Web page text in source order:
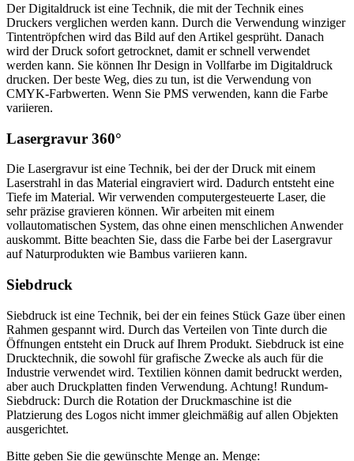
Der Digitaldruck ist eine Technik, die mit der Technik eines
Druckers verglichen werden kann. Durch die Verwendung winziger
Tintentröpfchen wird das Bild auf den Artikel gesprüht. Danach
wird der Druck sofort getrocknet, damit er schnell verwendet
werden kann. Sie können Ihr Design in Vollfarbe im Digitaldruck
drucken. Der beste Weg, dies zu tun, ist die Verwendung von
CMYK-Farbwerten. Wenn Sie PMS verwenden, kann die Farbe
variieren.
Lasergravur 360°
Die Lasergravur ist eine Technik, bei der der Druck mit einem
Laserstrahl in das Material eingraviert wird. Dadurch entsteht eine
Tiefe im Material. Wir verwenden computergesteuerte Laser, die
sehr präzise gravieren können. Wir arbeiten mit einem
vollautomatischen System, das ohne einen menschlichen Anwender
auskommt. Bitte beachten Sie, dass die Farbe bei der Lasergravur
auf Naturprodukten wie Bambus variieren kann.
Siebdruck
Siebdruck ist eine Technik, bei der ein feines Stück Gaze über einen
Rahmen gespannt wird. Durch das Verteilen von Tinte durch die
Öffnungen entsteht ein Druck auf Ihrem Produkt. Siebdruck ist eine
Drucktechnik, die sowohl für grafische Zwecke als auch für die
Industrie verwendet wird. Textilien können damit bedruckt werden,
aber auch Druckplatten finden Verwendung. Achtung! Rundum-
Siebdruck: Durch die Rotation der Druckmaschine ist die
Platzierung des Logos nicht immer gleichmäßig auf allen Objekten
ausgerichtet.
Bitte geben Sie die gewünschte Menge an. Menge: